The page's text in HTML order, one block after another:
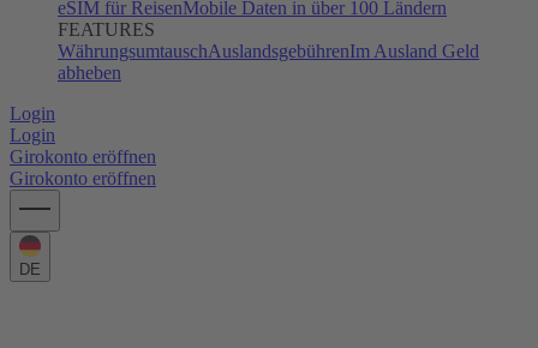
eSIM für ReisenMobile Daten in über 100 Ländern
FEATURES
WährungsumtauschAuslandsgebührenIm Ausland Geld
abheben
Login
Login
Girokonto eröffnen
Girokonto eröffnen
DE